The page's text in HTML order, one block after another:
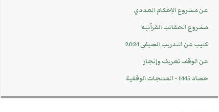
عن مشروع الإحكام العددي
مشروع الحقائب القرآنية
كتيب عن التدريب الصيفي 2024
عن الوقف تعريف وإنجاز
حصاد 1445 - المنتجات الوقفية